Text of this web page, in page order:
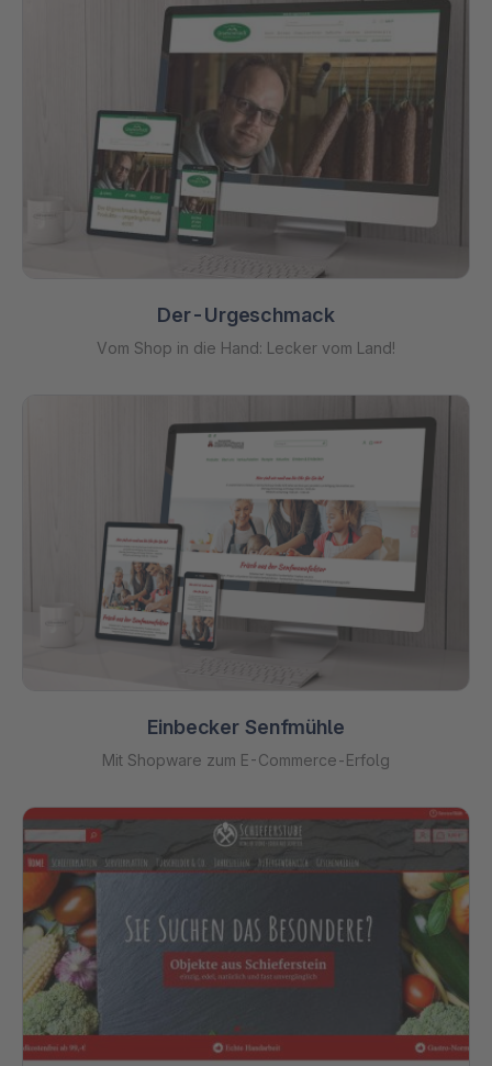
Der-Urgeschmack
Vom Shop in die Hand: Lecker vom Land!
Einbecker Senfmühle
Mit Shopware zum E-Commerce-Erfolg